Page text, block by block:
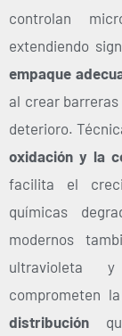
controlan
extendiendo
empaque
al crear
deterioro.
oxidación y la
facilita el
químicas
modernos
ultravioleta y
comprometen
distribución